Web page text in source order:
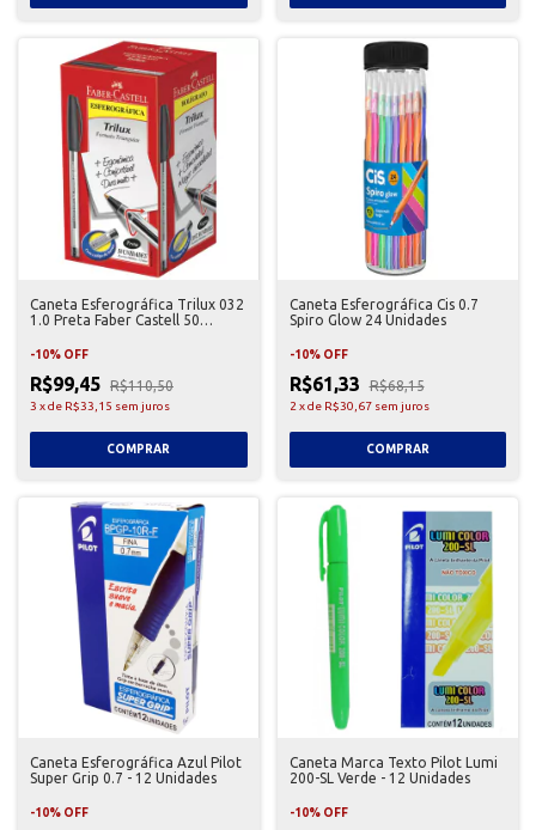
Caneta Esferográfica Trilux 032
1.0 Preta Faber Castell 50
-10% OFF
R$99,45 R$110,50
3 xde R$33,15 sem juros
Caneta Esferográfica Cis 0.7
Spiro Glow 24 Unidades
-10% OFF
R$61,33 R$68,15
2 xde R$30,67 sem juros
Caneta Esferográfica Azul Pilot
Super Grip 0.7 - 12 Unidades
-10% OFF
Caneta Marca Texto Pilot Lumi
200-SL Verde - 12 Unidades
-10% OFF